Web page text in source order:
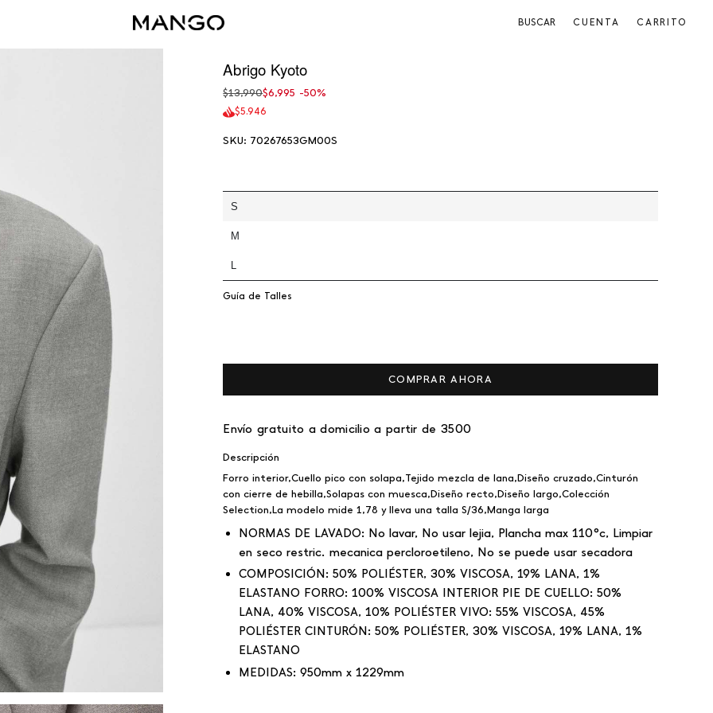
BUSCAR CUENTA CARRITO
Abrigo Kyoto
Precio
regular
$13,990$6,995 -50%
$5.946
SKU: 70267653GM00S
S
M
L
Guía de Talles
COMPRAR AHORA
Envío gratuito a domicilio a partir de 3500
Descripción
Forro interior,Cuello pico con solapa,Tejido mezcla de lana,Diseño cruzado,Cinturón
con cierre de hebilla,Solapas con muesca,Diseño recto,Diseño largo,Colección
Selection,La modelo mide 1,78 y lleva una talla S/36,Manga larga
NORMAS DE LAVADO: No lavar, No usar lejia, Plancha max 110°c, Limpiar
en seco restric. mecanica percloroetileno, No se puede usar secadora
COMPOSICIÓN: 50% POLIÉSTER, 30% VISCOSA, 19% LANA, 1%
ELASTANO FORRO: 100% VISCOSA INTERIOR PIE DE CUELLO: 50%
LANA, 40% VISCOSA, 10% POLIÉSTER VIVO: 55% VISCOSA, 45%
POLIÉSTER CINTURÓN: 50% POLIÉSTER, 30% VISCOSA, 19% LANA, 1%
ELASTANO
MEDIDAS: 950mm x 1229mm